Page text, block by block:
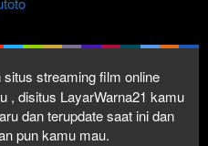
situs streaming film online
, disitus LayarWarna21 kamu
dan terupdate saat ini dan
pun kamu mau.